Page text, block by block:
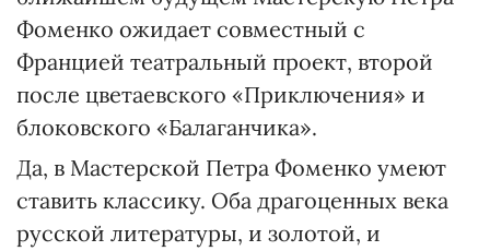
Фоменко ожидает совместный с
Францией театральный проект, второй
после цветаевского «Приключения» и
блоковского «Балаганчика».
Да, в Мастерской Петра Фоменко умеют
ставить классику. Оба драгоценных века
русской литературы, и золотой, и